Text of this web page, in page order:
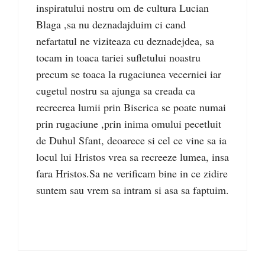
inspiratului nostru om de cultura Lucian
Blaga ,sa nu deznadajduim ci cand
nefartatul ne viziteaza cu deznadejdea, sa
tocam in toaca tariei sufletului noastru
precum se toaca la rugaciunea vecerniei iar
cugetul nostru sa ajunga sa creada ca
recreerea lumii prin Biserica se poate numai
prin rugaciune ,prin inima omului pecetluit
de Duhul Sfant, deoarece si cel ce vine sa ia
locul lui Hristos vrea sa recreeze lumea, insa
fara Hristos.Sa ne verificam bine in ce zidire
suntem sau vrem sa intram si asa sa faptuim.